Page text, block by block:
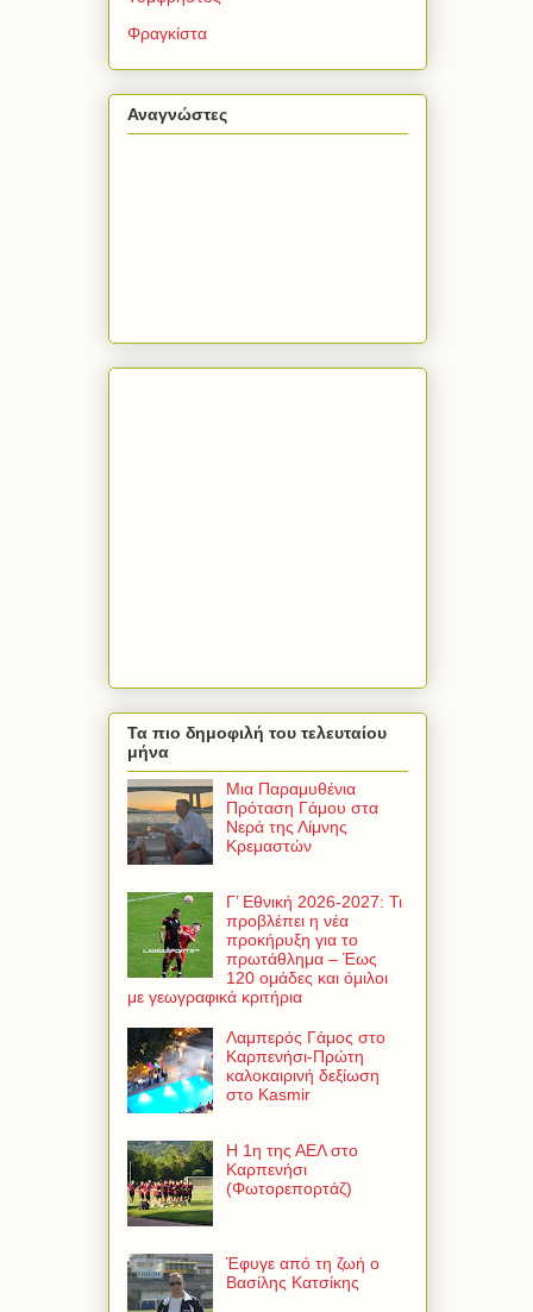
Φραγκίστα
Αναγνώστες
Τα πιο δημοφιλή του τελευταίου
μήνα
Μια Παραμυθένια
Πρόταση Γάμου στα
Νερά της Λίμνης
Κρεμαστών
Γ’ Εθνική 2026-2027: Τι
προβλέπει η νέα
προκήρυξη για το
πρωτάθλημα – Έως
120 ομάδες και όμιλοι
με γεωγραφικά κριτήρια
Λαμπερός Γάμος στο
Καρπενήσι-Πρώτη
καλοκαιρινή δεξίωση
στο Kasmir
Η 1η της ΑΕΛ στο
Καρπενήσι
(Φωτορεπορτάζ)
Έφυγε από τη ζωή ο
Βασίλης Κατσίκης